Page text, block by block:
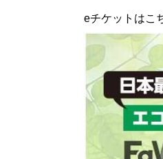
eチケットはこ